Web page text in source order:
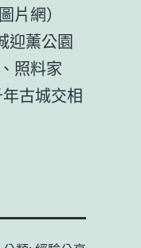
網）
迎薰公園
照料家
古城交相